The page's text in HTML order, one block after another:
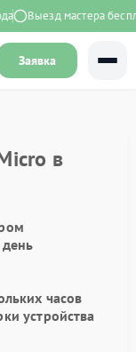
Выезд мастера
Заявка
в
часов
устройства